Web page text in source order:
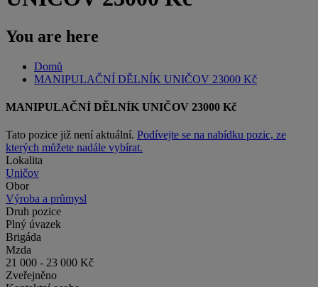
You are here
Domů
MANIPULAČNÍ DĚLNÍK UNIČOV 23000 Kč
MANIPULAČNÍ DĚLNÍK UNIČOV 23000 Kč
Tato pozice již není aktuální. Podívejte se na nabídku pozic, ze
kterých můžete nadále vybírat.
Lokalita
Uničov
Obor
Výroba a průmysl
Druh pozice
Plný úvazek
Brigáda
Mzda
21 000 - 23 000 Kč
Zveřejněno